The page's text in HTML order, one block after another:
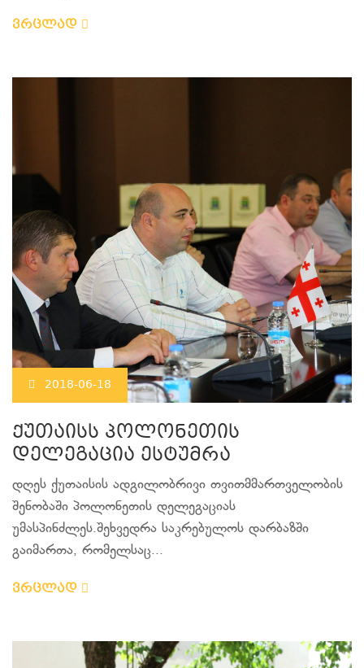
ვრცლად
2018-06-18
ქუთაისს პოლონეთის
დელეგაცია ესტუმრა
დღეს ქუთაისის ადგილობრივი თვითმმართველობის
შენობაში პოლონეთის დელეგაციას
უმასპინძლეს.შეხვედრა საკრებულოს დარბაზში
გაიმართა, რომელსაც...
ვრცლად